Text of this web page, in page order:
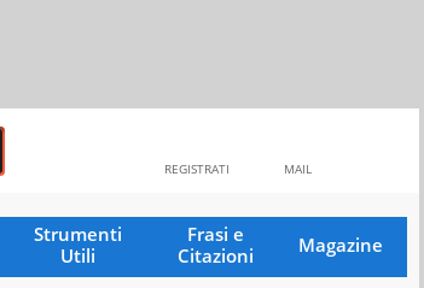
MAIL
REGISTRATI
Strumenti
Utili
Frasi e
Citazioni
Magazine